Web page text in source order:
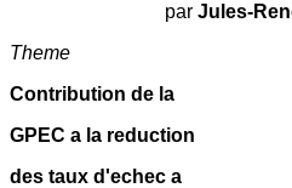
par Jules-
Theme
Contribution de la
GPEC a la reduction
des taux d'echec a